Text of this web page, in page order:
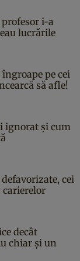
i-a
lucrările
pe cei
să afle!
ignorat și cum
cei
decât
chiar și un